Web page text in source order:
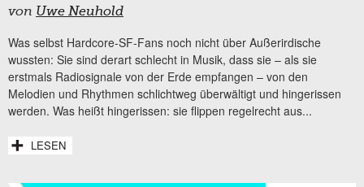
von Uwe Neuhold
Was selbst Hardcore-SF-Fans noch nicht über Außerirdische
wussten: Sie sind derart schlecht in Musik, dass sie – als sie
erstmals Radiosignale von der Erde empfangen – von den
Melodien und Rhythmen schlichtweg überwältigt und hingerissen
werden. Was heißt hingerissen: sie flippen regelrecht aus...
LESEN